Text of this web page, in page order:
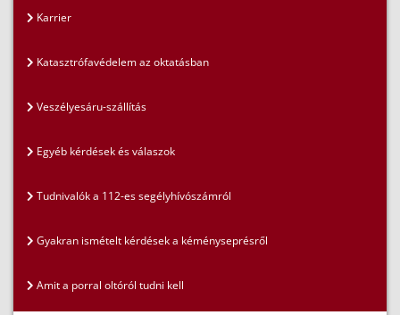
Karrier
Katasztrófavédelem az oktatásban
Veszélyesáru-szállítás
Egyéb kérdések és válaszok
Tudnivalók a 112-es segélyhívószámról
Gyakran ismételt kérdések a kéményseprésről
Amit a porral oltóról tudni kell